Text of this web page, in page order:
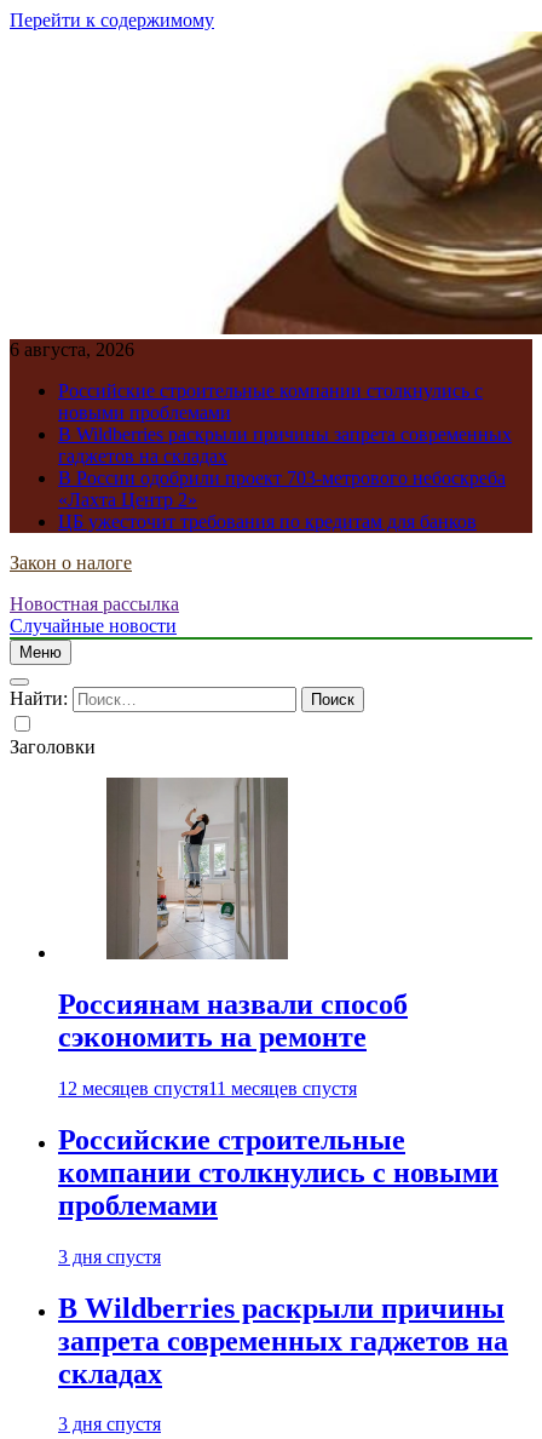
Перейти к содержимому
6 августа, 2026
Российские строительные компании столкнулись с
новыми проблемами
В Wildberries раскрыли причины запрета современных
гаджетов на складах
В России одобрили проект 703-метрового небоскреба
«Лахта Центр 2»
ЦБ ужесточит требования по кредитам для банков
Закон о налоге
Новостная рассылка
Случайные новости
Меню
Найти:
Заголовки
Россиянам назвали способ
сэкономить на ремонте
12 месяцев спустя11 месяцев спустя
Российские строительные
компании столкнулись с новыми
проблемами
3 дня спустя
В Wildberries раскрыли причины
запрета современных гаджетов на
складах
3 дня спустя